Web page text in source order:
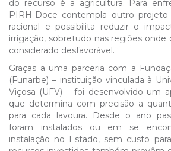
do recurso é a agricultura. Para
PIRH-Doce contempla outro
racional e possibilita reduzir o
irrigação, sobretudo nas regiões onde
considerado desfavorável.
Graças a uma parceria com a
(Funarbe) – instituição vinculada à
Viçosa (UFV) – foi desenvolvido um
que determina com precisão a
para cada lavoura. Desde o ano
foram instalados ou em se
instalação no Estado, sem custo